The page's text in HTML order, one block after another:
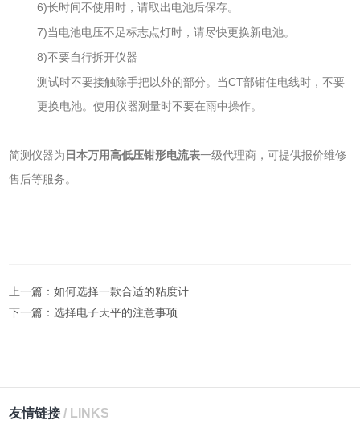
6)长时间不使用时，请取出电池后保存。
7)当电池电压不足标志点灯时，请尽快更换新电池。
8)不要自行拆开仪器
测试时不要接触除手把以外的部分。当CT部钳住电线时，不要
更换电池。使用仪器测量时不要在雨中操作。
简测仪器为 日本万用高低压钳形电流表一级代理商，可提供报价维修
售后等服务。
上一篇：如何选择一款合适的粘度计
下一篇：选择电子天平的注意事项
友情链接/ LINKS